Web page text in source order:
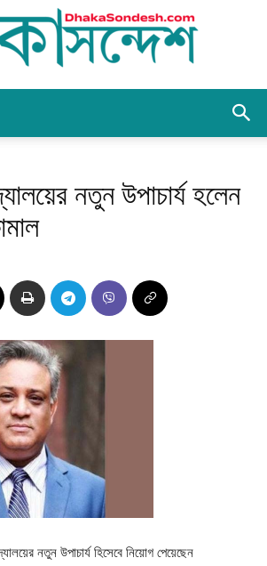
Sondesh
নতুন উপাচার্য হলেন
নতুন উপাচার্য হিসেবে নিয়োগ পেয়েছেন